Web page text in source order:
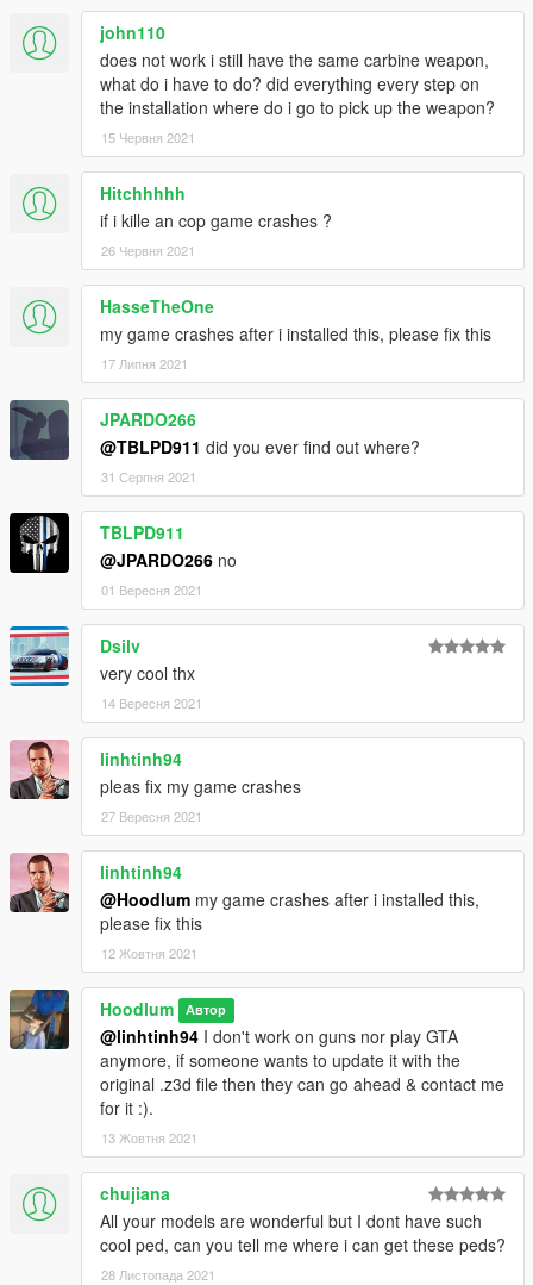
john110
does not work i still have the same carbine weapon,
what do i have to do? did everything every step on
the installation where do i go to pick up the weapon?
15 Червня 2021
Hitchhhhh
if i kille an cop game crashes ?
26 Червня 2021
HasseTheOne
my game crashes after i installed this, please fix this
17 Липня 2021
JPARDO266
@TBLPD911 did you ever find out where?
31 Серпня 2021
TBLPD911
@JPARDO266 no
01 Вересня 2021
Dsilv
very cool thx
14 Вересня 2021
linhtinh94
pleas fix my game crashes
27 Вересня 2021
linhtinh94
@Hoodlum my game crashes after i installed this,
please fix this
12 Жовтня 2021
Hoodlum Автор
@linhtinh94 I don't work on guns nor play GTA
anymore, if someone wants to update it with the
original .z3d file then they can go ahead & contact me
for it :).
13 Жовтня 2021
chujiana
All your models are wonderful but I dont have such
cool ped, can you tell me where i can get these peds?
28 Листопада 2021